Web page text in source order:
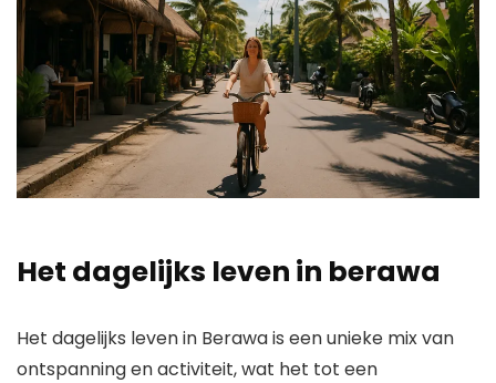
Het dagelijks leven in berawa
Het dagelijks leven in Berawa is een unieke mix van
ontspanning en activiteit, wat het tot een